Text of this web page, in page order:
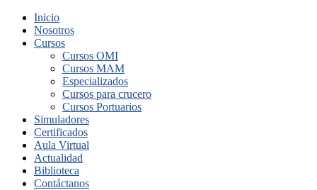
Inicio
Nosotros
Cursos
Cursos OMI
Cursos MAM
Especializados
Cursos para crucero
Cursos Portuarios
Simuladores
Certificados
Aula Virtual
Actualidad
Biblioteca
Contáctanos